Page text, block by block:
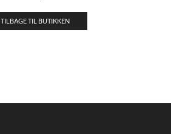
TILBAGE TIL BUTIKKEN